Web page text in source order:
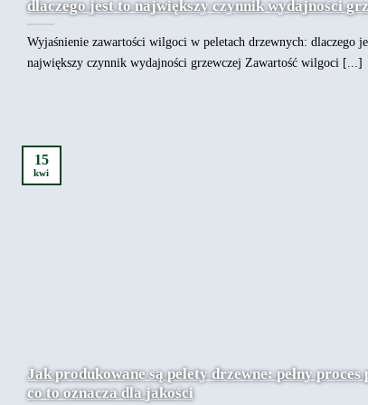
dlaczego jest to największy czynnik wydajności
Wyjaśnienie zawartości wilgoci w peletach drzewnych: dlaczego
największy czynnik wydajności grzewczej Zawartość wilgoci [...]
Jak produkowane są pelety drzewne: pełny
co to oznacza dla jakości
15
kwi